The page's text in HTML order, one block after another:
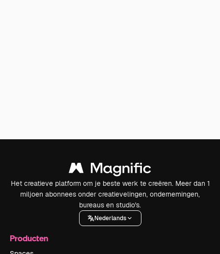
Het creatieve platform om je beste werk te creëren. Meer dan 1
miljoen abonnees onder creatievelingen, ondernemingen,
bureaus en studio's.
Nederlands
Producten